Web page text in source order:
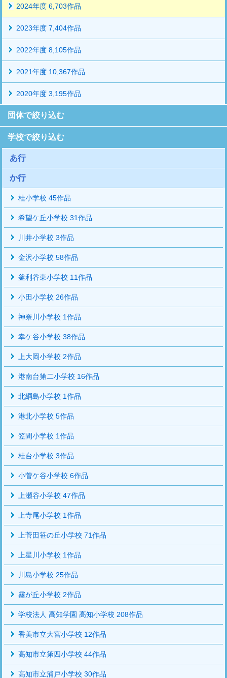
2024年度 6,703作品
2023年度 7,404作品
2022年度 8,105作品
2021年度 10,367作品
2020年度 3,195作品
団体で絞り込む
学校で絞り込む
あ行
か行
桂小学校 45作品
希望ケ丘小学校 31作品
川井小学校 3作品
金沢小学校 58作品
釜利谷東小学校 11作品
小田小学校 26作品
神奈川小学校 1作品
幸ケ谷小学校 38作品
上大岡小学校 2作品
港南台第二小学校 16作品
北綱島小学校 1作品
港北小学校 5作品
笠間小学校 1作品
桂台小学校 3作品
小菅ケ谷小学校 6作品
上瀬谷小学校 47作品
上寺尾小学校 1作品
上菅田笹の丘小学校 71作品
上星川小学校 1作品
川島小学校 25作品
霧が丘小学校 2作品
学校法人 高知学園 高知小学校 208作品
香美市立大宮小学校 12作品
高知市立第四小学校 44作品
高知市立浦戸小学校 30作品